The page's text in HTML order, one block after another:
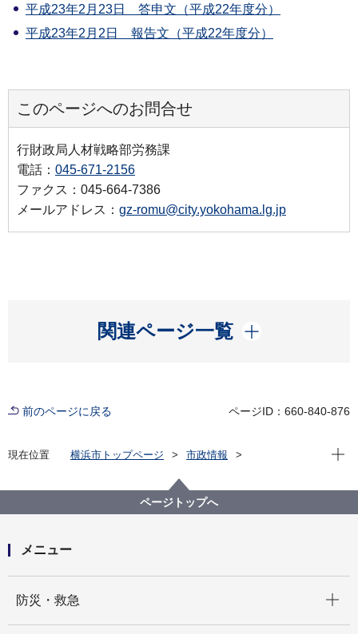
平成23年2月23日 答申文（平成22年度分）
平成23年2月2日 報告文（平成22年度分）
このページへのお問合せ
行財政局人材戦略部労務課
電話： 045-671-2156
ファクス：045-664-7386
メールアドレス： gz-romu@city.yokohama.lg.jp
関連ページ一覧
開く
前のページに戻る ページID：660-840-876
現在位置 横浜市トップページ
市政情報
横浜市特別職職員議員報酬等審議会
横浜市特別職職員議員報酬等審議会
現在
ページトップへ
メニュー
防災・救急